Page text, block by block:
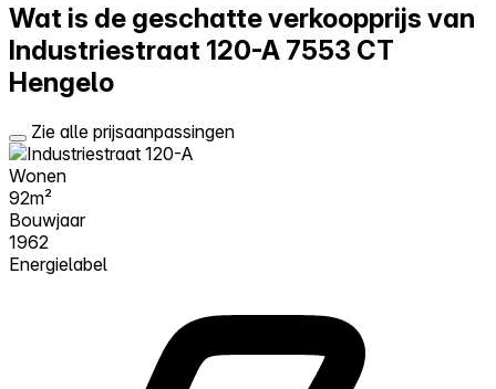
Wat is de geschatte verkoopprijs van
Industriestraat 120-A 7553 CT
Hengelo
Zie alle prijsaanpassingen
Wonen
92m²
Bouwjaar
1962
Energielabel